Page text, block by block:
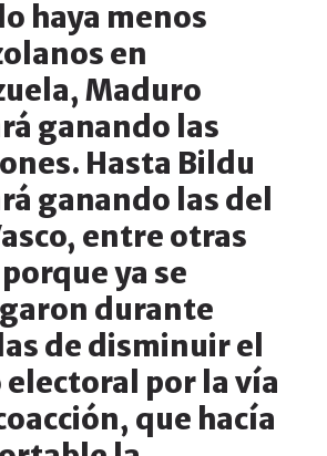
haya menos
en
Maduro
ganando las
Hasta Bildu
ganando las del
entre otras
ya se
durante
de disminuir el
electoral por la vía
que hacía